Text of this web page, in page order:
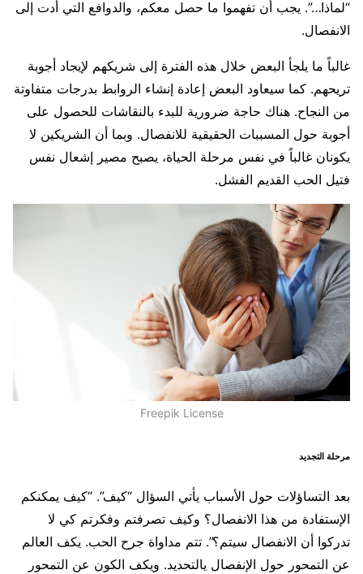
“لماذا…”. يجب أن تفهموا ما حصل معكم، والدوافع التي أدت إلى
الانفصال.
غالباً ما يلجأ البعض خلال هذه الفترة إلى شريكهم لإيجاد أجوبة
تريحهم. كما سيعاود البعض إعادة إنشاء الروابط بدرجات متفاوتة
من النجاح. هناك حاجة ضرورية للبدء بالنقاشات للحصول على
أجوبة حول المسببات الحقيقية للانفصال. وبما أن الشريكين لا
يكونان غالباً في نفس مرحلة الحياة، يصبح مصير إشعال نفس
فتيل الحب القديم الفشل.
Freepik License
مرحلة التجديد
بعد التساؤلات حول الأسباب يأتي السؤال “كيف”. “كيف يمكنكم
الإستفادة من هذا الانفصال؟ وكيف تصرفتم وفكرتم كي لا
تدركوا أن الانفصال سيتم؟”. تتم مداواة جرح الحب. يكف العالم
عن التمحور حول الإنفصال يالتحديد. ويكف الكون عن التمحور